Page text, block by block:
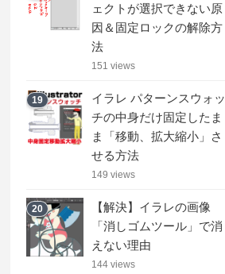
ェクトが選択できない原
因＆固定ロックの解除方
法
151 views
19
イラレ パターンスウォッ
チの中身だけ固定したま
ま「移動、拡大縮小」さ
せる方法
149 views
20
【解決】イラレの画像
「消しゴムツール」で消
えない理由
144 views